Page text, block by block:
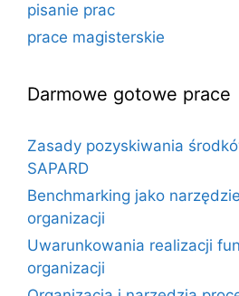
pisanie prac
prace magisterskie
Darmowe gotowe prace
Zasady pozyskiwania
SAPARD
Benchmarking jako
organizacji
Uwarunkowania realizacji
organizacji